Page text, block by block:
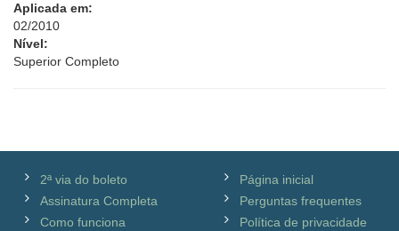
Aplicada em:
02/2010
Nível:
Superior Completo
2ª via do boleto
Assinatura Completa
Como funciona
Página inicial
Perguntas frequentes
Política de privacidade